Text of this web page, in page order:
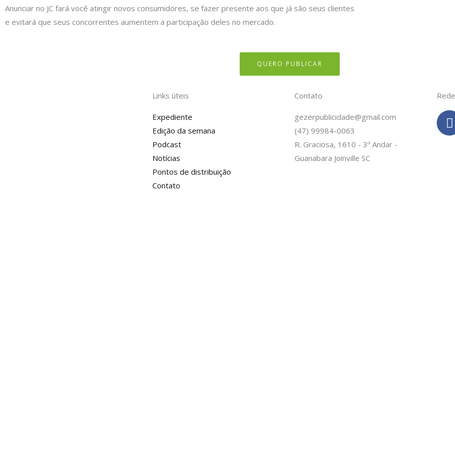
Anunciar no JC fará você atingir novos consumidores, se fazer presente aos que já são seus clientes
e evitará que seus concorrentes aumentem a participação deles no mercado.
QUERO PUBLICAR
Links úteis
Expediente
Edição da semana
Podcast
Notícias
Pontos de distribuição
Contato
Contato
gezerpublicidade@gmail.com
(47) 99984-0063
R. Graciosa, 1610 - 3º Andar -
Guanabara Joinville SC
F
a
c